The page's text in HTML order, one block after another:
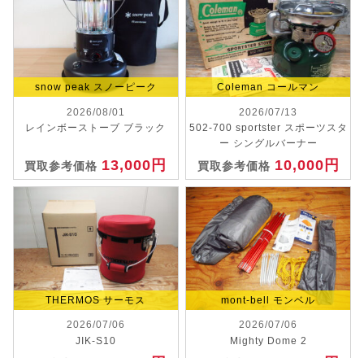
snow peak スノーピーク
2026/08/01
レインボーストーブ ブラック
買取参考価格 13,000円
Coleman コールマン
2026/07/13
502-700 sportster スポーツスタ
ー シングルバーナー
買取参考価格 10,000円
THERMOS サーモス
2026/07/06
JIK-S10
mont-bell モンベル
2026/07/06
Mighty Dome 2